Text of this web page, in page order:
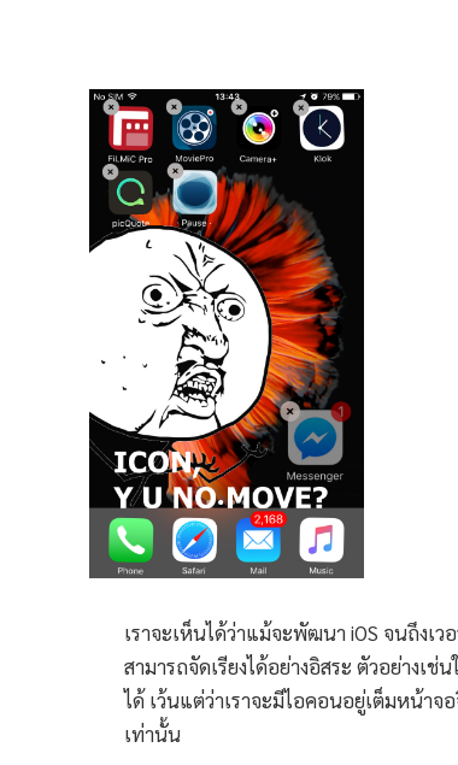
เราจะเห็นได้ว่าแม้จะพัฒนา iOS จนถึงเ
สามารถจัดเรียงได้อย่างอิสระ ตัวอย่างเ
ได้ เว้นแต่ว่าเราจะมีไอคอนอยู่เต็มหน้า
เท่านั้น